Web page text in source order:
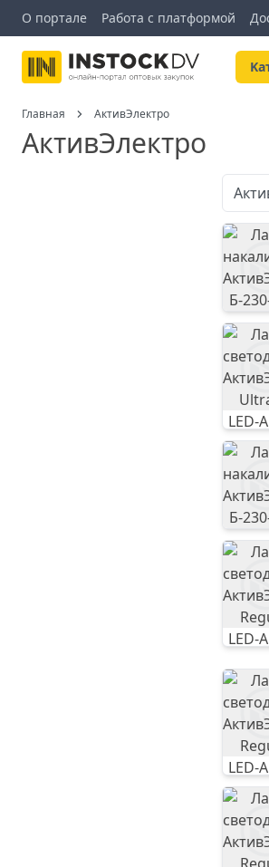
О портале Работа с платформой
Главная АктивЭлектро
АктивЭлектро